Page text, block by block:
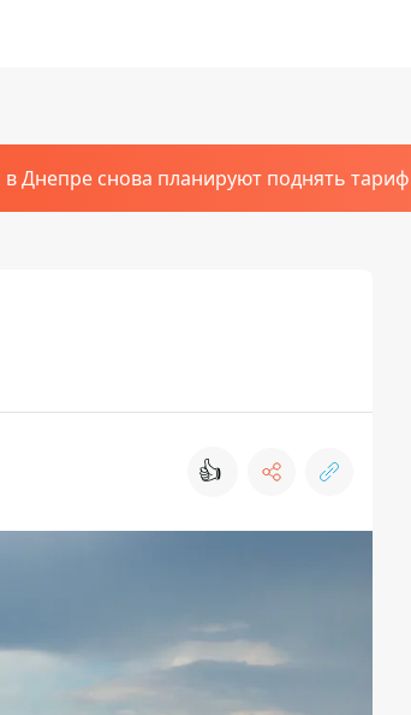
в Днепре снова планируют поднять тариф
👍